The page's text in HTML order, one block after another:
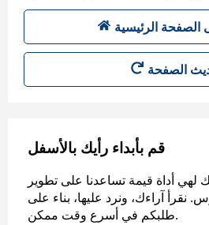
الصفحة الرئيسية
قم بأبداء رأيك بالأسفل
لهي أداة قيمة تساعدنا على تطوير
آراءك، ونرد عليها، بناء على
طلبكم في أسرع وقت ممكن.